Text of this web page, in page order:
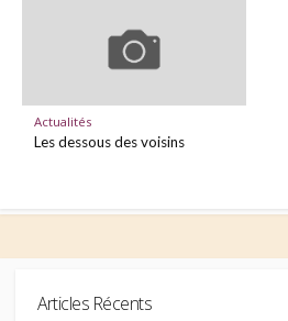
Actualités
Les dessous des voisins
Articles Récents